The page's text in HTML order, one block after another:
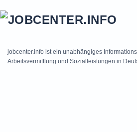
jobcenter.info ist ein unabhängiges
Arbeitsvermittlung und Sozialleistungen in